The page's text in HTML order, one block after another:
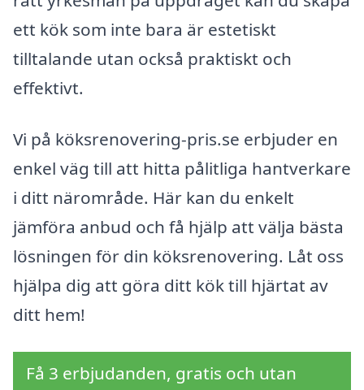
ett kök som inte bara är estetiskt
tilltalande utan också praktiskt och
effektivt.
Vi på köksrenovering-pris.se erbjuder en
enkel väg till att hitta pålitliga hantverkare
i ditt närområde. Här kan du enkelt
jämföra anbud och få hjälp att välja bästa
lösningen för din köksrenovering. Låt oss
hjälpa dig att göra ditt kök till hjärtat av
ditt hem!
Få 3 erbjudanden, gratis och utan